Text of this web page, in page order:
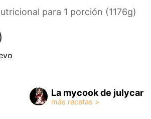
para 1 porción (1176g)
La mycook de julycar